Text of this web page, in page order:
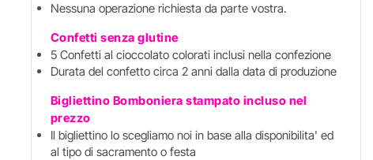
Nessuna operazione richiesta da parte vostra.
Confetti senza glutine
5 Confetti al cioccolato colorati inclusi nella confezione
Durata del confetto circa 2 anni dalla data di produzione
Bigliettino Bomboniera stampato incluso nel
prezzo
Il bigliettino lo scegliamo noi in base alla disponibilita' ed
al tipo di sacramento o festa